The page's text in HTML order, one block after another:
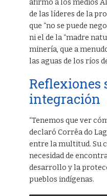
afirmó a los medios
de las líderes de la
que “no se puede
ni el de la “madre
minería, que a
las aguas de los ríos
Reflexiones
integración
“Tenemos que ver
declaró Corrêa do
entre la multitud. Su
necesidad de
desarrollo y la
pueblos indígenas.